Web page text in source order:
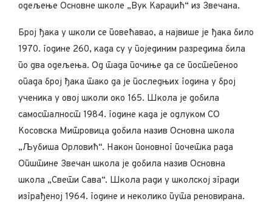
одељење Основне школе „Вук Караџић“ из Звечана.
Број ђака у школи се повећавао, а највише је ђака било
1970. године 260, када су у појединим разредима била
по два одељења. Од тада почиње да се постепеноо
опада број ђака тако да је последњих година у број
ученика у овој школи око 165. Школа је добила
самосталност 1984. године када је одлуком СО
Косовска Митровица добила назив Основна школа
„Љубиша Орловић“. Након поновног почетка рада
Општине Звечан школа је добила назив Основна
школа „Свети Сава“. Школа ради у школској згради
изграђеној 1964. године и неколико пута реновирана.